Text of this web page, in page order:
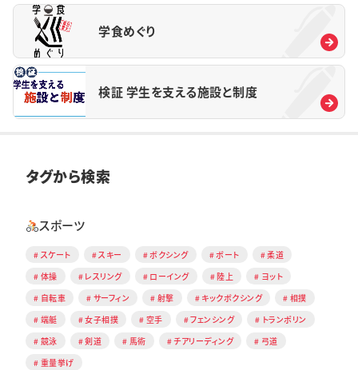
学食めぐり
検証 学生を支える施設と制度
タグから検索
スポーツ
スケート スキー ボクシング ボート
柔道
体操
レスリング ローイング 陸上
ヨット
自転車
サーフィン 射撃 キックボクシング
相撲
端艇
女子相撲 空手 フェンシング
トランポリン
競泳
剣道 馬術 チアリーディング
弓道
重量挙げ